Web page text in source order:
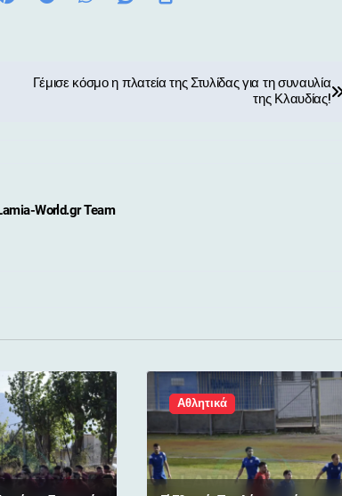
Γέμισε κόσμο η πλατεία της Στυλίδας για τη συναυλία
της Κλαυδίας!
World.gr Team
Αθλητικά